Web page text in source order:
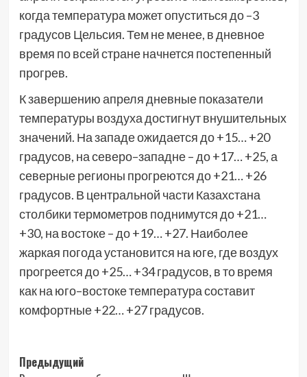
когда температура может опуститься до –3
градусов Цельсия. Тем не менее, в дневное
время по всей стране начнется постепенный
прогрев.
К завершению апреля дневные показатели
температуры воздуха достигнут внушительных
значений. На западе ожидается до +15… +20
градусов, на северо–западне – до +17… +25, а
северные регионы прогреются до +21… +26
градусов. В центральной части Казахстана
столбики термометров поднимутся до +21…
+30, на востоке – до +19… +27. Наиболее
жаркая погода установится на юге, где воздух
прогреется до +25… +34 градусов, в то время
как на юго–востоке температура составит
комфортные +22… +27 градусов.
Навигация
Предыдущий